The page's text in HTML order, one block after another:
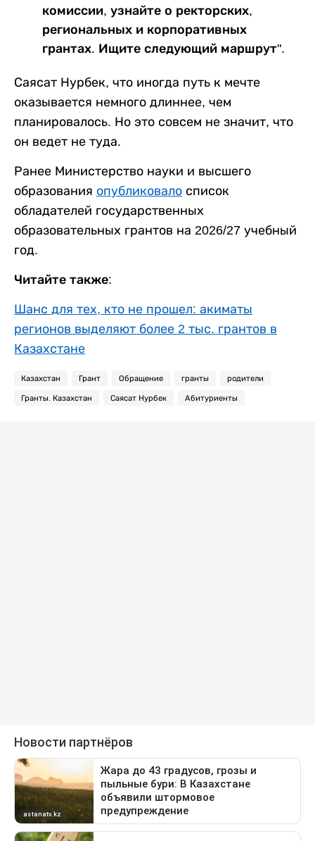
комиссии, узнайте о ректорских,
региональных и корпоративных
грантах. Ищите следующий маршрут".
Саясат Нурбек, что иногда путь к мечте
оказывается немного длиннее, чем
планировалось. Но это совсем не значит, что
он ведет не туда.
Ранее Министерство науки и высшего
образования опубликовало список
обладателей государственных
образовательных грантов на 2026/27 учебный
год.
Читайте также:
Шанс для тех, кто не прошел: акиматы
регионов выделяют более 2 тыс. грантов в
Казахстане
Казахстан Грант Обращение гранты родители
Гранты. Казахстан Саясат Нурбек Абитуриенты